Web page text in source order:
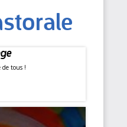
de tous !